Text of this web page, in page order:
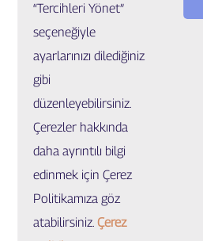
“Tercihleri Yönet”
seçeneğiyle
ayarlarınızı dilediğiniz
gibi
düzenleyebilirsiniz.
Çerezler hakkında
daha ayrıntılı bilgi
edinmek için Çerez
Politikamıza göz
atabilirsiniz.Çerez
© Copyright 2022 GIG Sigorta.
Yasal Uygulamalar ve